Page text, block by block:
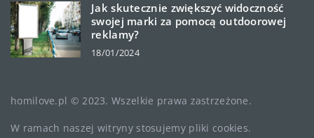
Jak skutecznie zwiększyć widoczność
swojej marki za pomocą outdoorowej
reklamy?
18/01/2024
homilove.pl © 2023. Wszelkie prawa zastrzeżone.
W ramach naszej witryny stosujemy pliki cookies.